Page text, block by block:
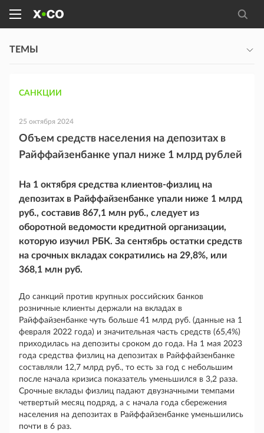
ТЕМЫ
САНКЦИИ
25 октября 2024
Объем средств населения на депозитах в
Райффайзенбанке упал ниже 1 млрд рублей
На 1 октября средства клиентов-физлиц на
депозитах в Райффайзенбанке упали ниже 1 млрд
руб., составив 867,1 млн руб., следует из
оборотной ведомости кредитной организации,
которую изучил РБК. За сентябрь остатки средств
на срочных вкладах сократились на 29,8%, или
368,1 млн руб.
До санкций против крупных российских банков
розничные клиенты держали на вкладах в
Райффайзенбанке чуть больше 41 млрд руб. (данные на 1
февраля 2022 года) и значительная часть средств (65,4%)
приходилась на депозиты сроком до года. На 1 мая 2023
года средства физлиц на депозитах в Райффайзенбанке
составляли 12,7 млрд руб., то есть за год с небольшим
после начала кризиса показатель уменьшился в 3,2 раза.
Срочные вклады физлиц падают двузначными темпами
четвертый месяц подряд, а с начала года сбережения
населения на депозитах в Райффайзенбанке уменьшились
почти в 6 раз.